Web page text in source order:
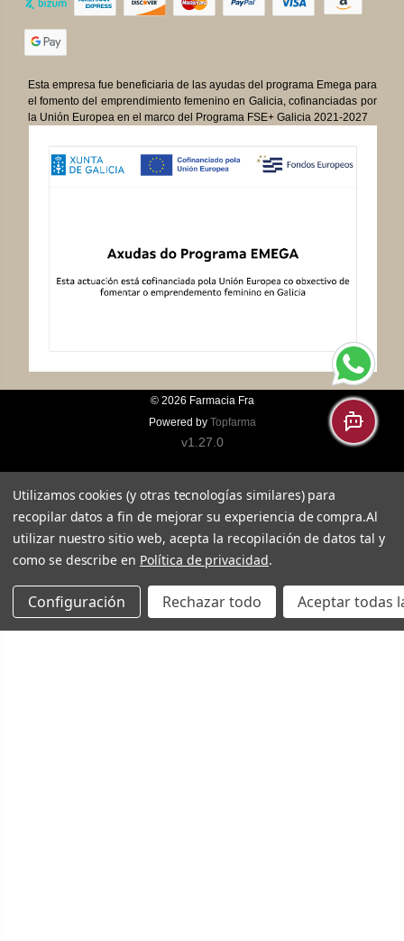
Esta empresa fue beneficiaria de las ayudas del programa Emega para
el fomento del emprendimiento femenino en Galicia, cofinanciadas por
la Unión Europea en el marco del Programa FSE+ Galicia 2021-2027
© 2026 Farmacia Fra
Powered by Topfarma
v1.27.0
Utilizamos cookies (y otras tecnologías similares) para
recopilar datos a fin de mejorar su experiencia de compra.Al
utilizar nuestro sitio web, acepta la recopilación de datos tal y
como se describe en Política de privacidad.
Configuración Rechazar todo Aceptar todas